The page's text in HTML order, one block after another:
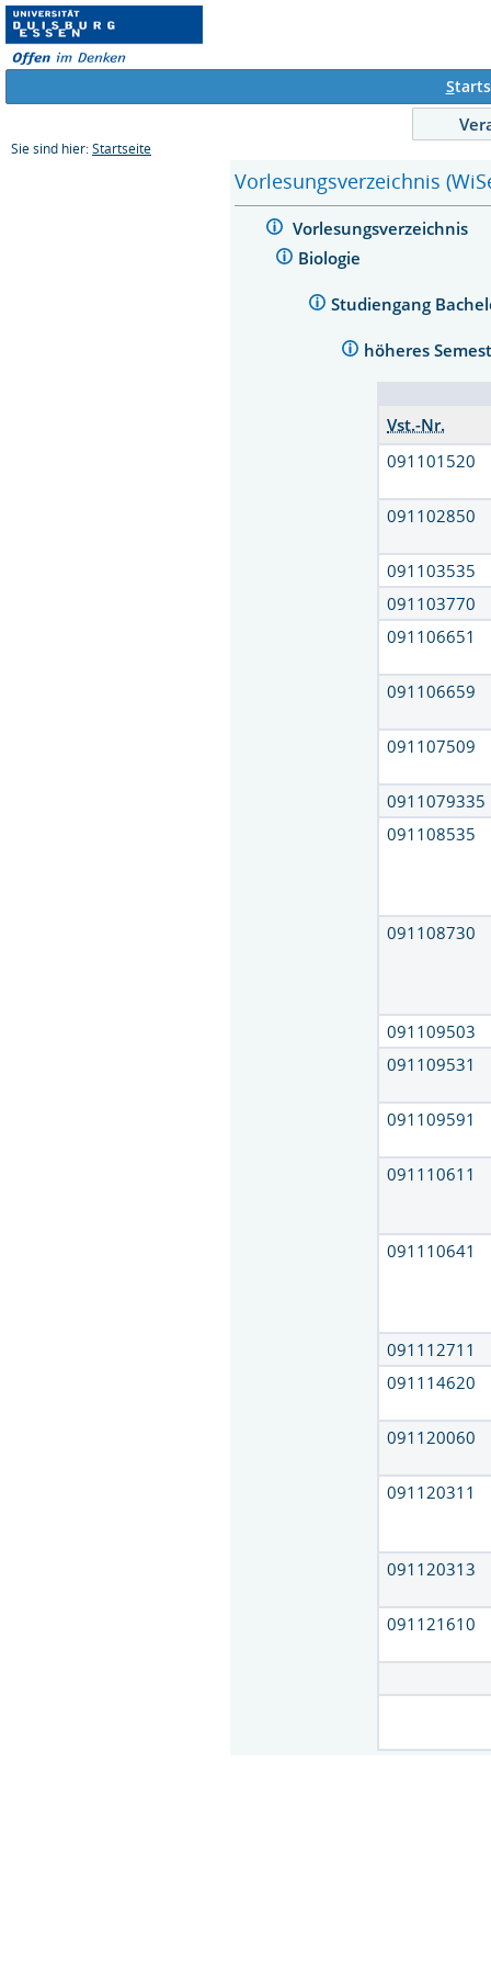
S
Sie sind hier: Startseite
Vorlesungsverzeichnis
Vorlesungsverzeichnis
Biologie
Studiengang
höheres
Vst.-Nr.
091101520
091102850
091103535
091103770
091106651
091106659
091107509
0911079335
091108535
091108730
091109503
091109531
091109591
091110611
091110641
091112711
091114620
091120060
091120311
091120313
091121610